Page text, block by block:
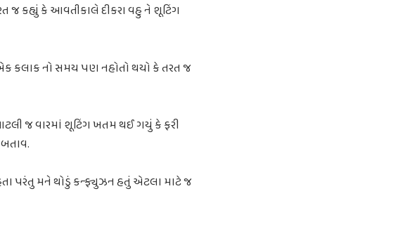
કહ્યું કે આવતીકાલે દીકરા વહુ ને શૂટિંગ
કલાક નો સમય પણ નહોતો થયો કે તરત જ
જ વારમાં શૂટિંગ ખતમ થઈ ગયું કે ફરી
પરંતુ મને થોડું કન્ફ્યુઝન હતું એટલા માટે જ